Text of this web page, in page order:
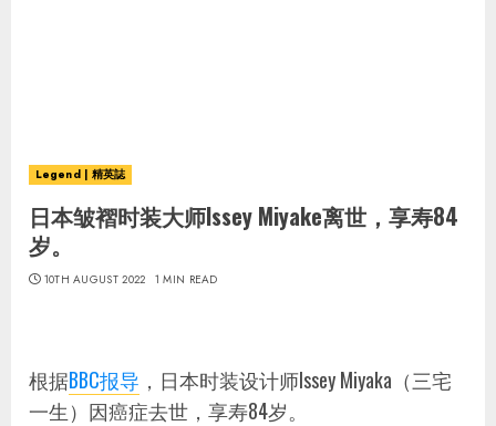
Legend | 精英誌
日本皱褶时装大师Issey Miyake离世，享寿84
岁。
10TH AUGUST 2022 1 MIN READ
根据BBC报导 ，日本时装设计师Issey Miyaka（三宅
一生）因癌症去世，享寿84岁。